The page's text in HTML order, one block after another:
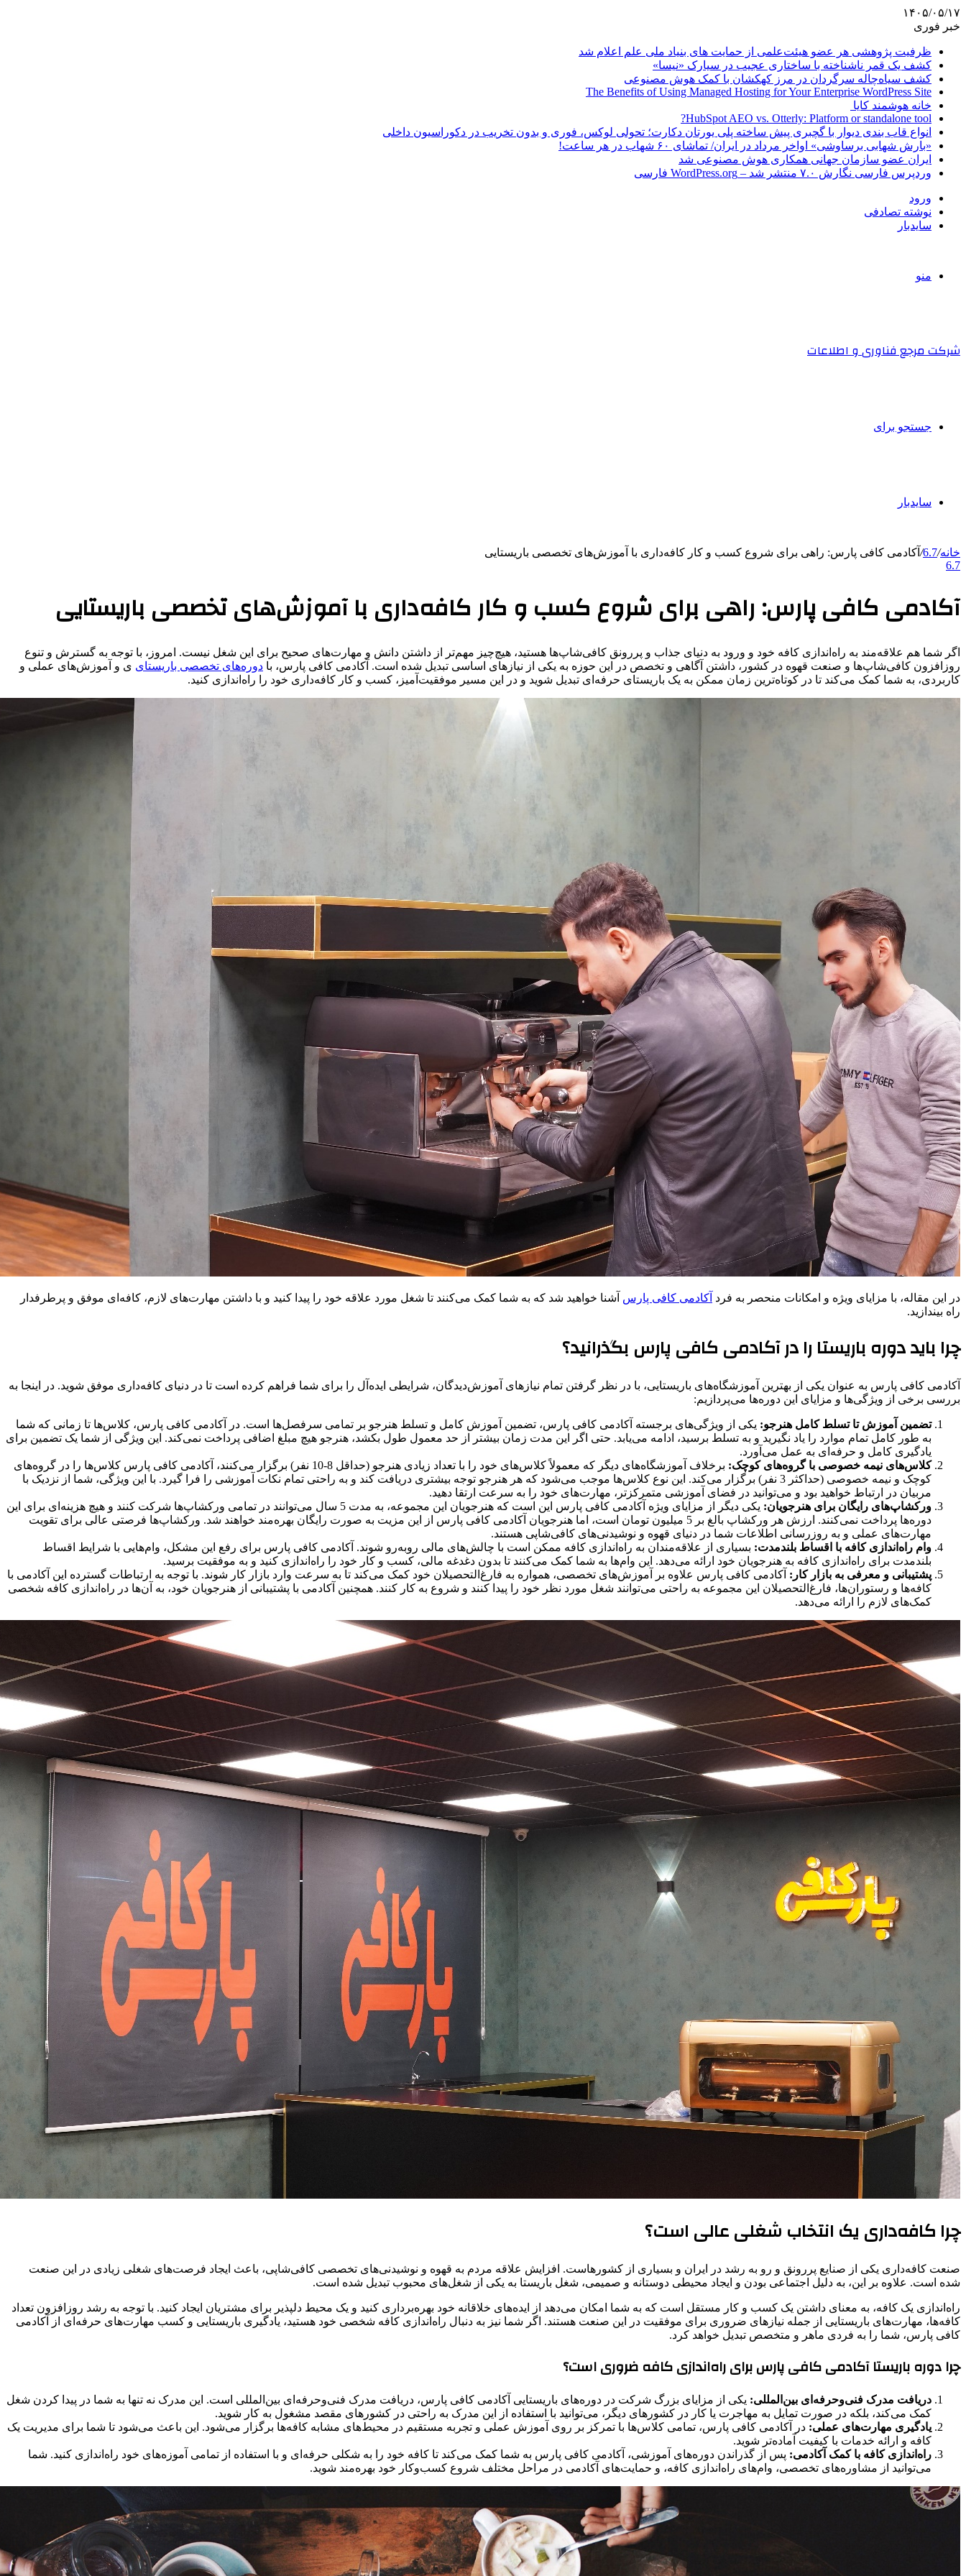
۱۴۰۵/۰۵/۱۷
خبر فوری
ظرفیت پژوهشی هر عضو هیئت‌علمی از حمایت های بنیاد ملی علم اعلام شد
کشف یک قمر ناشناخته با ساختاری عجیب در سیارک «نیسا»
کشف سیاه‌چاله سرگردان در مرز کهکشان با کمک هوش مصنوعی
The Benefits of Using Managed Hosting for Your Enterprise WordPress Site
خانه هوشمند کایا
HubSpot AEO vs. Otterly: Platform or standalone tool?
انواع قاب بندی دیوار با گچبری پیش ساخته پلی یورتان دکارت؛ تحولی لوکس، فوری و بدون تخریب در دکوراسیون داخلی
«بارش شهابی برساوشی» اواخر مرداد در ایران/ تماشای ۶۰ شهاب در هر ساعت!
ایران عضو سازمان جهانی همکاری هوش مصنوعی شد
وردپرس فارسی نگارش ۷.۰ منتشر شد – WordPress.org فارسی
ورود
نوشته تصادفی
سایدبار
منو
شرکت مرجع فناوری و اطلاعات
جستجو برای
سایدبار
خانه/
6.7
/ آکادمی کافی پارس: راهی برای شروع کسب و کار کافه‌داری با آموزش‌های تخصصی باریستایی
6.7
آکادمی کافی پارس: راهی برای شروع کسب و کار کافه‌داری با آموزش‌های تخصصی باریستایی
اگر شما هم علاقه‌مند به راه‌اندازی کافه خود و ورود به دنیای جذاب و پررونق کافی‌شاپ‌ها هستید، هیچ‌چیز مهم‌تر از داشتن دانش و مهارت‌های صحیح برای این شغل نیست. امروز، با توجه به گسترش و تنوع
روزافزون کافی‌شاپ‌ها و صنعت قهوه در کشور، داشتن آگاهی و تخصص در این حوزه به یکی از نیازهای اساسی تبدیل شده است. آکادمی کافی پارس، با دوره‌های تخصصی باریستای ی و آموزش‌های عملی و
کاربردی، به شما کمک می‌کند تا در کوتاه‌ترین زمان ممکن به یک باریستای حرفه‌ای تبدیل شوید و در این مسیر موفقیت‌آمیز، کسب و کار کافه‌داری خود را راه‌اندازی کنید.
در این مقاله، با مزایای ویژه و امکانات منحصر به فرد آکادمی کافی پارس آشنا خواهید شد که به شما کمک می‌کنند تا شغل مورد علاقه خود را پیدا کنید و با داشتن مهارت‌های لازم، کافه‌ای موفق و پرطرفدار
راه بیندازید.
چرا باید دوره باریستا را در آکادمی کافی پارس بگذرانید؟
آکادمی کافی پارس به عنوان یکی از بهترین آموزشگاه‌های باریستایی، با در نظر گرفتن تمام نیازهای آموزش‌دیدگان، شرایطی ایده‌آل را برای شما فراهم کرده است تا در دنیای کافه‌داری موفق شوید. در اینجا به
بررسی برخی از ویژگی‌ها و مزایای این دوره‌ها می‌پردازیم:
تضمین آموزش تا تسلط کامل هنرجو: یکی از ویژگی‌های برجسته آکادمی کافی پارس، تضمین آموزش کامل و تسلط هنرجو بر تمامی سرفصل‌ها است. در آکادمی کافی پارس، کلاس‌ها تا زمانی که شما
به طور کامل تمام موارد را یاد نگیرید و به تسلط برسید، ادامه می‌یابد. حتی اگر این مدت زمان بیشتر از حد معمول طول بکشد، هنرجو هیچ مبلغ اضافی پرداخت نمی‌کند. این ویژگی از شما یک تضمین برای
یادگیری کامل و حرفه‌ای به عمل می‌آورد.
کلاس‌های نیمه خصوصی با گروه‌های کوچک:
برخلاف آموزشگاه‌های دیگر که معمولاً کلاس‌های خود را با تعداد زیادی هنرجو (حداقل 8-10 نفر) برگزار می‌کنند، آکادمی کافی پارس کلاس‌ها را در گروه‌های
کوچک و نیمه خصوصی (حداکثر 3 نفر) برگزار می‌کند. این نوع کلاس‌ها موجب می‌شود که هر هنرجو توجه بیشتری دریافت کند و به راحتی تمام نکات آموزشی را فرا گیرد. با این ویژگی، شما از نزدیک با
مربیان در ارتباط خواهید بود و می‌توانید در فضای آموزشی متمرکزتر، مهارت‌های خود را به سرعت ارتقا دهید.
ورکشاپ‌های رایگان برای هنرجویان:
یکی دیگر از مزایای ویژه آکادمی کافی پارس این است که هنرجویان این مجموعه، به مدت 5 سال می‌توانند در تمامی ورکشاپ‌ها شرکت کنند و هیچ هزینه‌ای برای این
دوره‌ها پرداخت نمی‌کنند. ارزش هر ورکشاپ بالغ بر 5 میلیون تومان است، اما هنرجویان آکادمی کافی پارس از این مزیت به صورت رایگان بهره‌مند خواهند شد. ورکشاپ‌ها فرصتی عالی برای تقویت
مهارت‌های عملی و به روزرسانی اطلاعات شما در دنیای قهوه و نوشیدنی‌های کافی‌شاپی هستند.
وام راه‌اندازی کافه با اقساط بلندمدت: بسیاری از علاقه‌مندان به راه‌اندازی کافه ممکن است با چالش‌های مالی روبه‌رو شوند. آکادمی کافی پارس برای رفع این مشکل، وام‌هایی با شرایط اقساط
بلندمدت برای راه‌اندازی کافه به هنرجویان خود ارائه می‌دهد. این وام‌ها به شما کمک می‌کنند تا بدون دغدغه مالی، کسب و کار خود را راه‌اندازی کنید و به موفقیت برسید.
پشتیبانی و معرفی به بازار کار: آکادمی کافی پارس علاوه بر آموزش‌های تخصصی، همواره به فارغ‌التحصیلان خود کمک می‌کند تا به سرعت وارد بازار کار شوند. با توجه به ارتباطات گسترده این آکادمی با
کافه‌ها و رستوران‌ها، فارغ‌التحصیلان این مجموعه به راحتی می‌توانند شغل مورد نظر خود را پیدا کنند و شروع به کار کنند. همچنین آکادمی با پشتیبانی از هنرجویان خود، به آن‌ها در راه‌اندازی کافه شخصی
کمک‌های لازم را ارائه می‌دهد.
چرا کافه‌داری یک انتخاب شغلی عالی است؟
صنعت کافه‌داری یکی از صنایع پررونق و رو به رشد در ایران و بسیاری از کشورهاست. افزایش علاقه مردم به قهوه و نوشیدنی‌های تخصصی کافی‌شاپی، باعث ایجاد فرصت‌های شغلی زیادی در این صنعت
شده است. علاوه بر این، به دلیل اجتماعی بودن و ایجاد محیطی دوستانه و صمیمی، شغل باریستا به یکی از شغل‌های محبوب تبدیل شده است.
راه‌اندازی یک کافه، به معنای داشتن یک کسب و کار مستقل است که به شما امکان می‌دهد از ایده‌های خلاقانه خود بهره‌برداری کنید و یک محیط دلپذیر برای مشتریان ایجاد کنید. با توجه به رشد روزافزون تعداد
کافه‌ها، مهارت‌های باریستایی از جمله نیازهای ضروری برای موفقیت در این صنعت هستند. اگر شما نیز به دنبال راه‌اندازی کافه شخصی خود هستید، یادگیری باریستایی و کسب مهارت‌های حرفه‌ای از آکادمی
کافی پارس، شما را به فردی ماهر و متخصص تبدیل خواهد کرد.
چرا دوره باریستا آکادمی کافی پارس برای راه‌اندازی کافه ضروری است؟
دریافت مدرک فنی‌وحرفه‌ای بین‌المللی: یکی از مزایای بزرگ شرکت در دوره‌های باریستایی آکادمی کافی پارس، دریافت مدرک فنی‌وحرفه‌ای بین‌المللی است. این مدرک نه تنها به شما در پیدا کردن شغل
کمک می‌کند، بلکه در صورت تمایل به مهاجرت یا کار در کشورهای دیگر، می‌توانید با استفاده از این مدرک به راحتی در کشورهای مقصد مشغول به کار شوید.
یادگیری مهارت‌های عملی: در آکادمی کافی پارس، تمامی کلاس‌ها با تمرکز بر روی آموزش عملی و تجربه مستقیم در محیط‌های مشابه کافه‌ها برگزار می‌شود. این باعث می‌شود تا شما برای مدیریت یک
کافه و ارائه خدمات با کیفیت آماده‌تر شوید.
راه‌اندازی کافه با کمک آکادمی: پس از گذراندن دوره‌های آموزشی، آکادمی کافی پارس به شما کمک می‌کند تا کافه خود را به شکلی حرفه‌ای و با استفاده از تمامی آموزه‌های خود راه‌اندازی کنید. شما
می‌توانید از مشاوره‌های تخصصی، وام‌های راه‌اندازی کافه، و حمایت‌های آکادمی در مراحل مختلف شروع کسب‌وکار خود بهره‌مند شوید.